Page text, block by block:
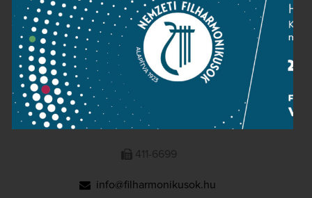
NATIONAL PHILHARMONIC
1095 Budapest, Komor Marcell u. 1. (Müpa)
411-6600
411-6699
info@filharmonikusok.hu